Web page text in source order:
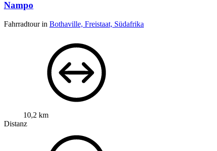
Nampo
Fahrradtour in Bothaville, Freistaat, Südafrika
10,2 km
Distanz